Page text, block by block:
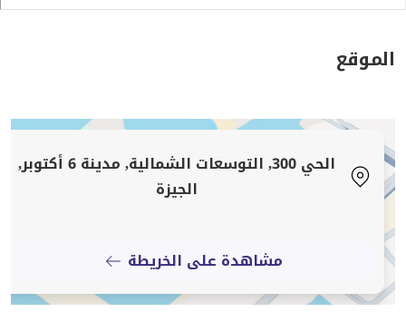
الموقع
موقع استراتيجي بجوار أكبر ميدان يتوسط الكمبوندات وحي
البوليفارد (كمبوند صبا، نيوم أكتوبر، ماونتن فيو شيل أوت)
4 دقائق فقط من الطريق الدائري الأوسطي
الموقع
الحي 300, التوسعات الشمالية, مدينة 6 أكتوبر,
الجيزة
مشاهدة على الخريطة